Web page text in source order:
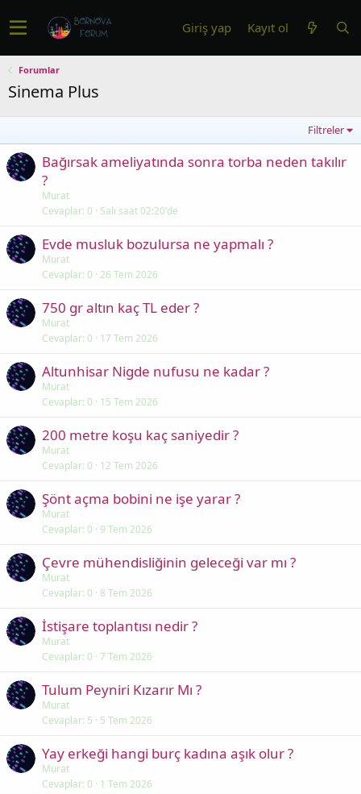
Giriş yap Kayıt ol
Forumlar
Sinema Plus
Filtreler
Bağırsak ameliyatında sonra torba neden takılır
?
Murat
Cevaplar 0 Salı saat 02:20'de
Evde musluk bozulursa ne yapmalı ?
Murat
Cevaplar 0 26 Tem 2026
750 gr altın kaç TL eder ?
Murat
Cevaplar 0 17 Tem 2026
Altunhisar Nigde nufusu ne kadar ?
Murat
Cevaplar 0 15 Tem 2026
200 metre koşu kaç saniyedir ?
Murat
Cevaplar 0 12 Tem 2026
Şönt açma bobini ne işe yarar ?
Murat
Cevaplar 0 9 Tem 2026
Çevre mühendisliğinin geleceği var mı ?
Murat
Cevaplar 0 8 Tem 2026
İstişare toplantısı nedir ?
Murat
Cevaplar 0 7 Tem 2026
Tulum Peyniri Kızarır Mı ?
Murat
Cevaplar 5 5 Tem 2026
Yay erkeği hangi burç kadına aşık olur ?
Murat
Cevaplar 0 1 Tem 2026